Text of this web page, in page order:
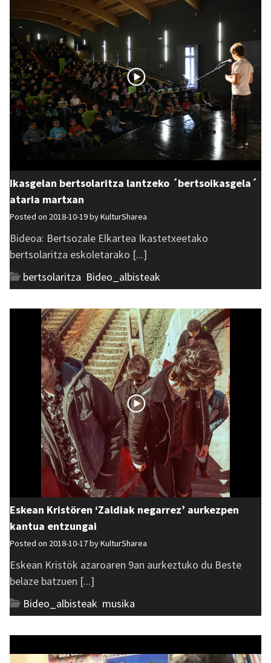
Ikasgelan bertsolaritza lantzeko ´bertsoikasgela´
ataria martxan
Posted on 2018-10-19 byKulturSharea
Bideoa: Bertsozale Elkartea Ikastetxeetako
bertsolaritza eskoletarako [...]
bertsolaritza Bideo_albisteak
Eskean Kristören ‘Zaldiak negarrez’ aurkezpen
kantua entzungai
Posted on 2018-10-17 byKulturSharea
Eskean Kristök azaroaren 9an aurkeztuko du Beste
belaze batzuen [...]
Bideo_albisteak musika